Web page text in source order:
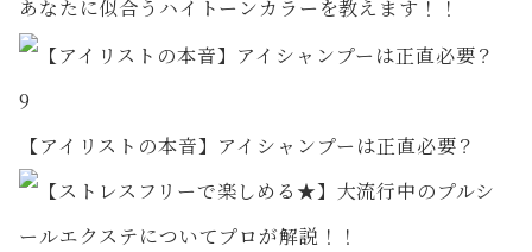
あなたに似合うハイトーンカラーを教えます！！
9
【アイリストの本音】アイシャンプーは正直必要？